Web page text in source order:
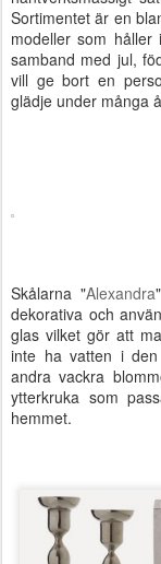
Sortimentet är en
modeller som
samband med jul,
vill ge bort en
glädje under många
Skålarna "Alexandra
dekorativa och
glas vilket gör att
inte ha vatten i
andra vackra
ytterkruka som
hemmet.